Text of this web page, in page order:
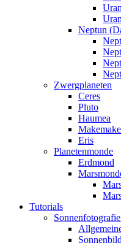
Neptun
Zwergplaneten
Ceres
Pluto
Haumea
Makemake
Eris
Planetenmonde
Erdmond
Tutorials